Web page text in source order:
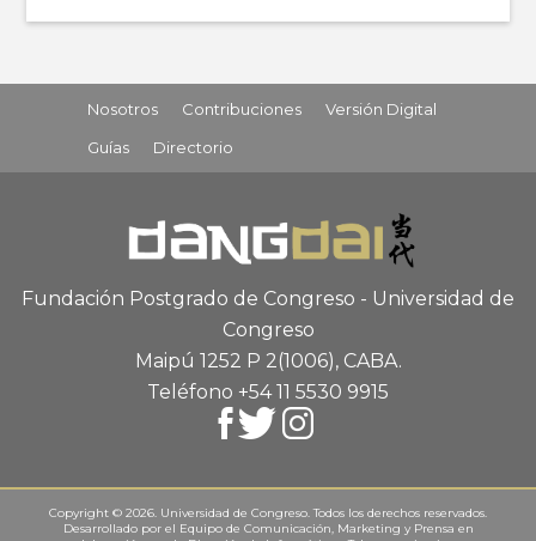
Nosotros Contribuciones
Versión Digital
Guías
Directorio
Fundación Postgrado de Congreso - Universidad de
Congreso
Maipú 1252 P 2(1006), CABA.
Teléfono +54 11 5530 9915
Copyright © 2026. Universidad de Congreso. Todos los derechos reservados.
Desarrollado por el Equipo de Comunicación, Marketing y Prensa en